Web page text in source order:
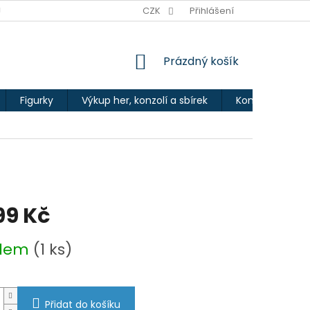
CZK Přihlášení
NÁKUPNÍ
Prázdný košík
Figurky Výkup her, konzolí a sbírek Kontakty
Kč
(1 ks)
Přidat do košíku